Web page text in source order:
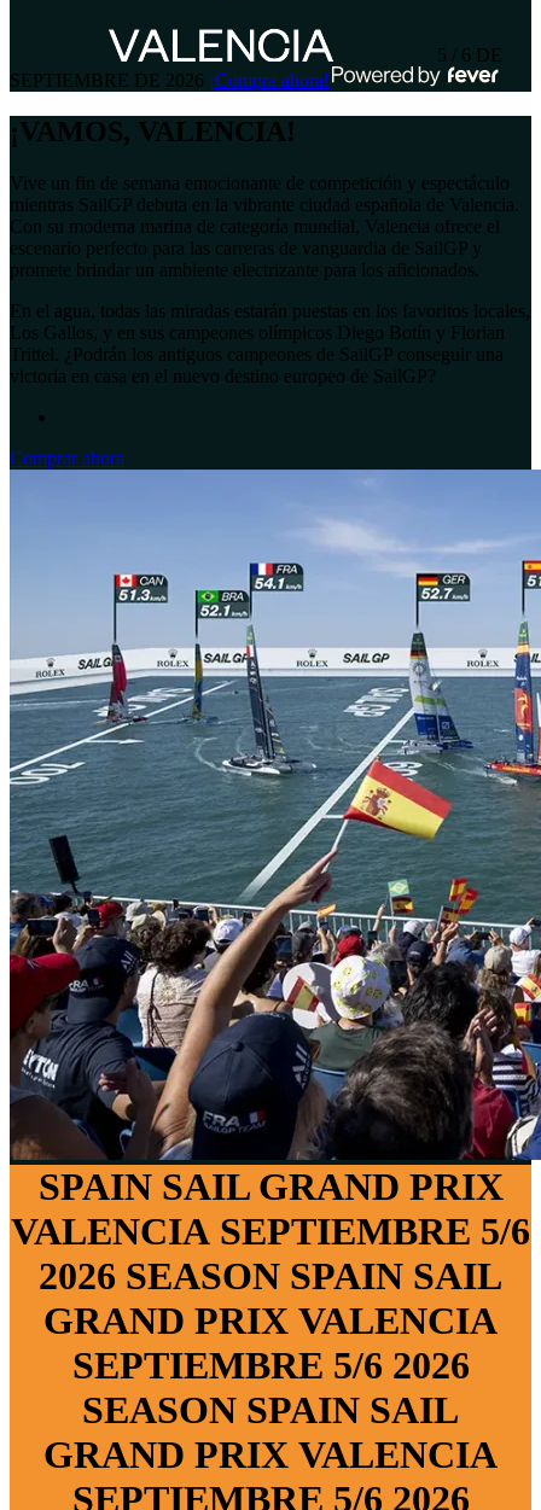
5 / 6 DE
SEPTIEMBRE DE 2026 ¡Compra ahora!
¡VAMOS, VALENCIA!
Vive un fin de semana emocionante de competición y espectáculo
mientras SailGP debuta en la vibrante ciudad española de Valencia.
Con su moderna marina de categoría mundial, Valencia ofrece el
escenario perfecto para las carreras de vanguardia de SailGP y
promete brindar un ambiente electrizante para los aficionados.
En el agua, todas las miradas estarán puestas en los favoritos locales,
Los Gallos, y en sus campeones olímpicos Diego Botín y Florian
Trittel. ¿Podrán los antiguos campeones de SailGP conseguir una
victoria en casa en el nuevo destino europeo de SailGP?
Comprar ahora
SPAIN SAIL GRAND PRIX
VALENCIA SEPTIEMBRE 5/6
2026 SEASON SPAIN SAIL
GRAND PRIX VALENCIA
SEPTIEMBRE 5/6 2026
SEASON SPAIN SAIL
GRAND PRIX VALENCIA
SEPTIEMBRE 5/6 2026